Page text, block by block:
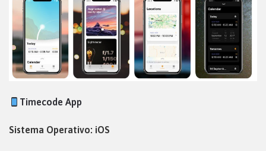
Timecode App
Sistema Operativo: iOS